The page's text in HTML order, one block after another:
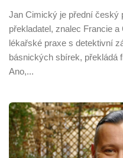
Jan Cimický je přední český
překladatel, znalec Francie
lékařské praxe s detektivní
básnických sbírek, překládá
Ano,...